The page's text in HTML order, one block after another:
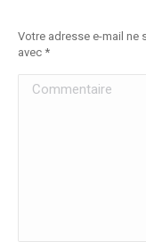
Votre adresse e-mail ne
avec *
Commentaire